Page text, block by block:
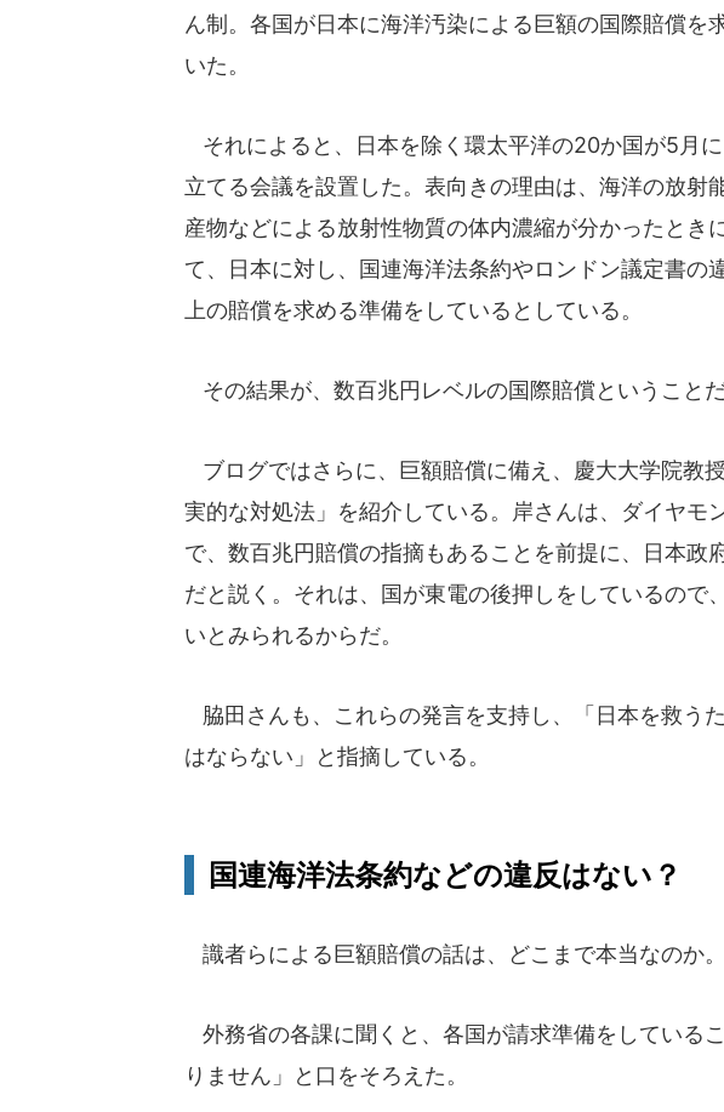
ん制。各国が日本に海洋汚染による巨額の国際賠償を
いた。
それによると、日本を除く環太平洋の20か国が5月
立てる会議を設置した。表向きの理由は、海洋の放射
産物などによる放射性物質の体内濃縮が分かったとき
て、日本に対し、国連海洋法条約やロンドン議定書の
上の賠償を求める準備をしているとしている。
その結果が、数百兆円レベルの国際賠償ということだ
ブログではさらに、巨額賠償に備え、慶大大学院教
実的な対処法」を紹介している。岸さんは、ダイヤモ
で、数百兆円賠償の指摘もあることを前提に、日本政
だと説く。それは、国が東電の後押しをしているので
いとみられるからだ。
脇田さんも、これらの発言を支持し、「日本を救う
はならない」と指摘している。
国連海洋法条約などの違反はない？
識者らによる巨額賠償の話は、どこまで本当なのか。
外務省の各課に聞くと、各国が請求準備をしている
りません」と口をそろえた。